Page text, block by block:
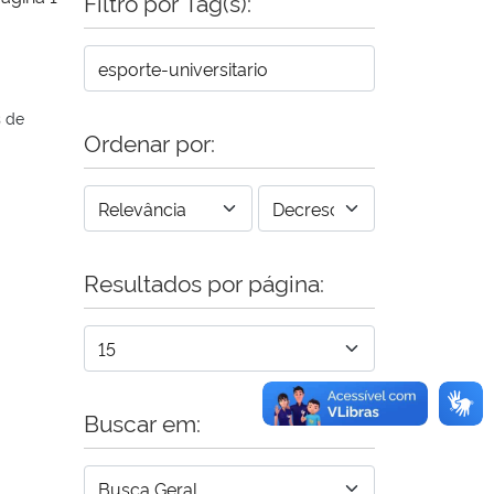
de
Ordenar por:
Resultados por página:
Buscar em: